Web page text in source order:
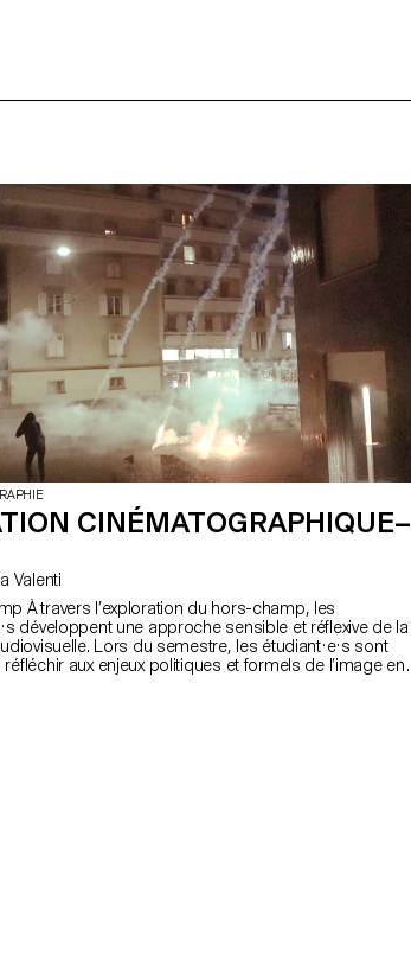
CINÉMATOGRAPHIQUE–
Valenti
les
développent une approche sensible et réflexive de la
Lors du semestre, les étudiant·e·s sont
aux enjeux politiques et formels de l’image en